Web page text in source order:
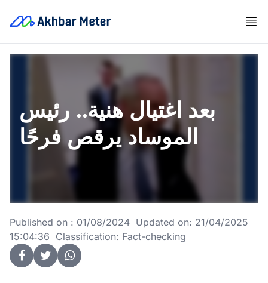
بعد اغتيال هنية.. رئيس
الموساد يرقص فرحًا
Published on : 01/08/2024 Updated on: 21/04/2025
15:04:36 Classification: Fact-checking